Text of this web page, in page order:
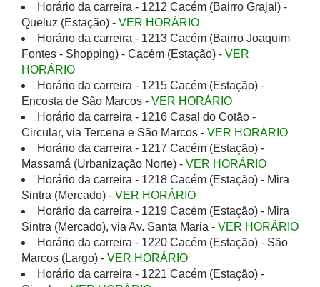
Horário da carreira - 1212 Cacém (Bairro Grajal) -
Queluz (Estação) - VER HORÁRIO
Horário da carreira - 1213 Cacém (Bairro Joaquim
Fontes - Shopping) - Cacém (Estação) - VER
HORÁRIO
Horário da carreira - 1215 Cacém (Estação) -
Encosta de São Marcos - VER HORÁRIO
Horário da carreira - 1216 Casal do Cotão -
Circular, via Tercena e São Marcos - VER HORÁRIO
Horário da carreira - 1217 Cacém (Estação) -
Massamá (Urbanização Norte) - VER HORÁRIO
Horário da carreira - 1218 Cacém (Estação) - Mira
Sintra (Mercado) - VER HORÁRIO
Horário da carreira - 1219 Cacém (Estação) - Mira
Sintra (Mercado), via Av. Santa Maria - VER HORÁRIO
Horário da carreira - 1220 Cacém (Estação) - São
Marcos (Largo) - VER HORÁRIO
Horário da carreira - 1221 Cacém (Estação) -